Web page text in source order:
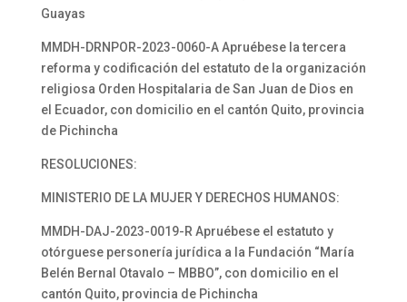
Guayas
MMDH-DRNPOR-2023-0060-A Apruébese la tercera
reforma y codificación del estatuto de la organización
religiosa Orden Hospitalaria de San Juan de Dios en
el Ecuador, con domicilio en el cantón Quito, provincia
de Pichincha
RESOLUCIONES:
MINISTERIO DE LA MUJER Y DERECHOS HUMANOS:
MMDH-DAJ-2023-0019-R Apruébese el estatuto y
otórguese personería jurídica a la Fundación “María
Belén Bernal Otavalo – MBBO”, con domicilio en el
cantón Quito, provincia de Pichincha